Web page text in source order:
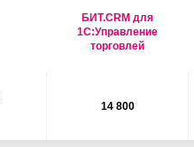
БИТ.CRM для
1С:Управление
торговлей
14 800